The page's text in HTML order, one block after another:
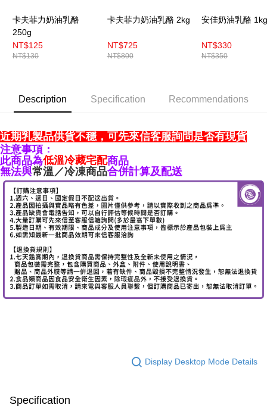
卡夫菲力奶油乳酪
250g
NT$125
NT$130
卡夫菲力奶油乳酪 2kg
NT$725
NT$800
安佳奶油乳酪 1kg
NT$330
NT$350
Description Specification Recommendations
近期乳製品供貨不穩，可先來信客服詢問是否有現貨
注意事項：
此商品為低溫冷藏宅配商品
無法與常溫／冷凍商品合併計算及配送
Display Desktop Mode Details
Specification